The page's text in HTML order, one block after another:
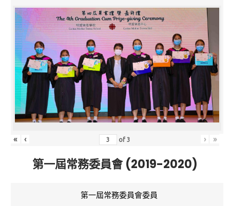
« ‹ of3 › »
第一屆常務委員會 (2019-2020)
第一屆常務委員會委員